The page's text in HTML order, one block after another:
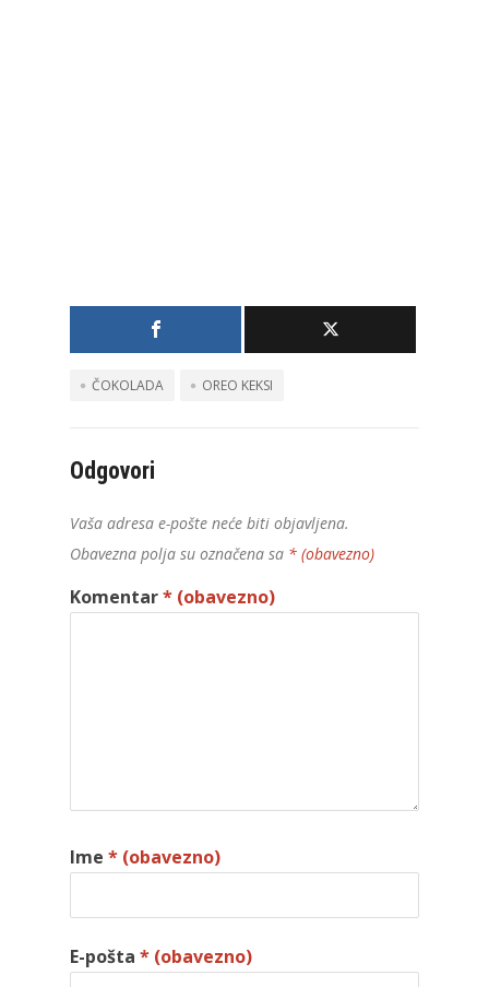
ČOKOLADA OREO KEKSI
Odgovori
Vaša adresa e-pošte neće biti objavljena.
Obavezna polja su označena sa * (obavezno)
Komentar* (obavezno)
Ime * (obavezno)
E-pošta * (obavezno)